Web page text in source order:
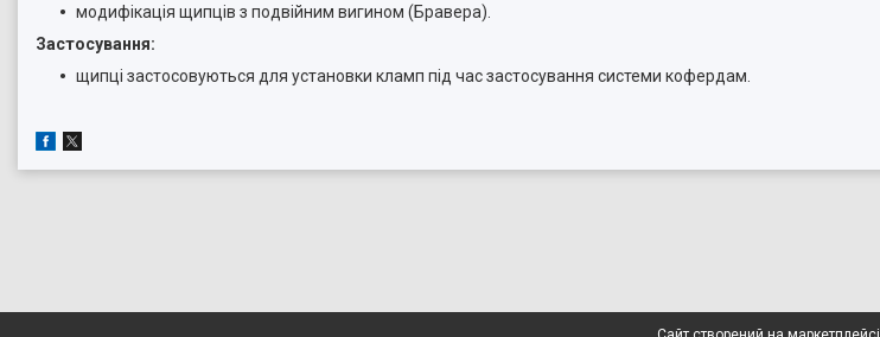
модифікація щипців з подвійним вигином (Бравера).
Застосування:
щипці застосовуються для установки кламп під час застосування системи кофердам.